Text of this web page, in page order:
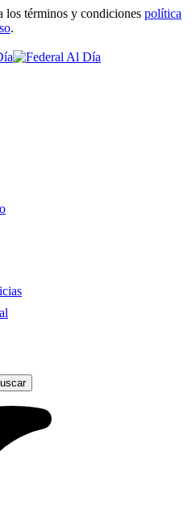
los términos y condiciones política
.